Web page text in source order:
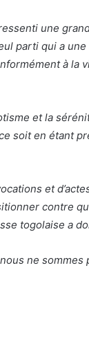
une
parti qui a
à la
et la
soit en étant
et
contre
togolaise a
ne sommes